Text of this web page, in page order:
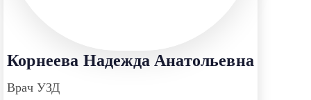
Корнеева Надежда Анатольевна
Врач УЗД